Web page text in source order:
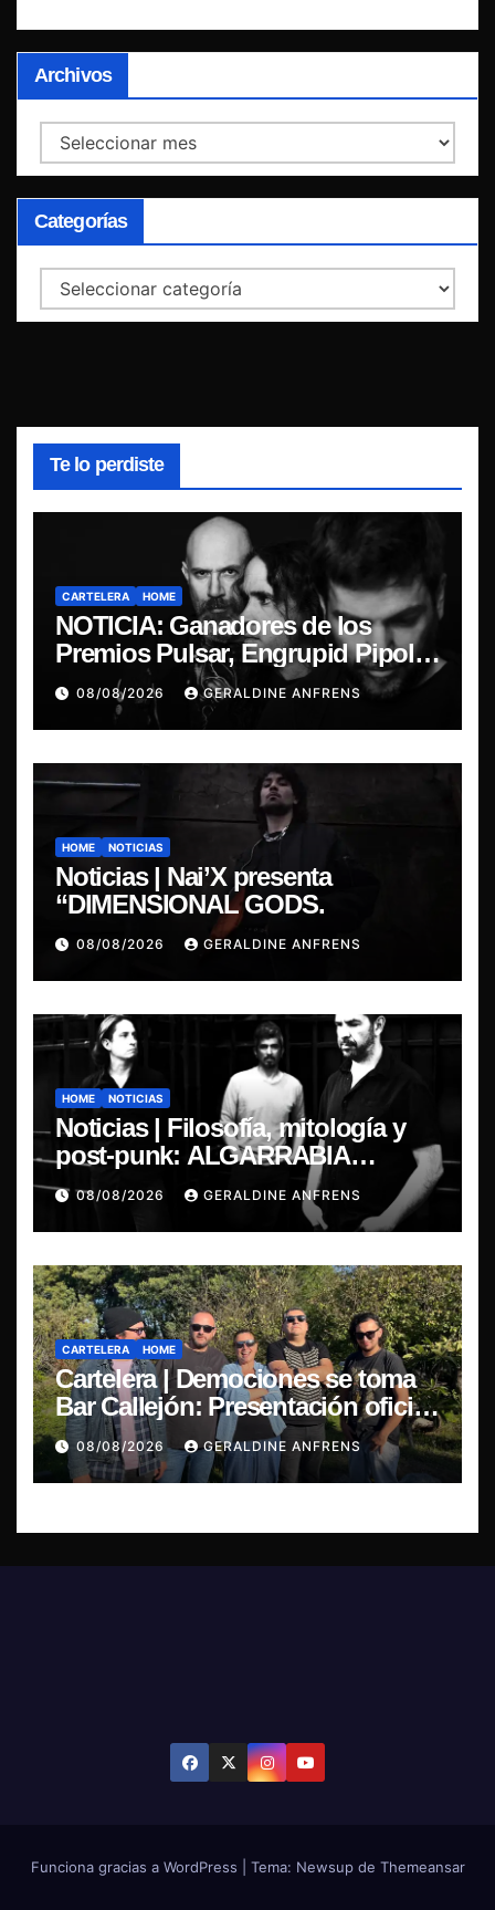
Archivos
Archivos
Categorías
Categorías
Te lo perdiste
CARTELERA HOME
NOTICIA: Ganadores de los
Premios Pulsar, Engrupid Pipol
presentan show exclusivo.
08/08/2026 GERALDINE ANFRENS
HOME NOTICIAS
Noticias | Nai’X presenta
“DIMENSIONAL GODS.
08/08/2026 GERALDINE ANFRENS
HOME NOTICIAS
Noticias | Filosofía, mitología y
post-punk: ALGARRABIA
presenta “Cantos de Sirena”
08/08/2026 GERALDINE ANFRENS
CARTELERA HOME
Cartelera | Demociones se toma
Bar Callejón: Presentación oficial
de su EP y estreno del single
“Mujer Escarlata”
08/08/2026 GERALDINE ANFRENS
Funciona gracias a WordPress Tema: Newsup de Themeansar